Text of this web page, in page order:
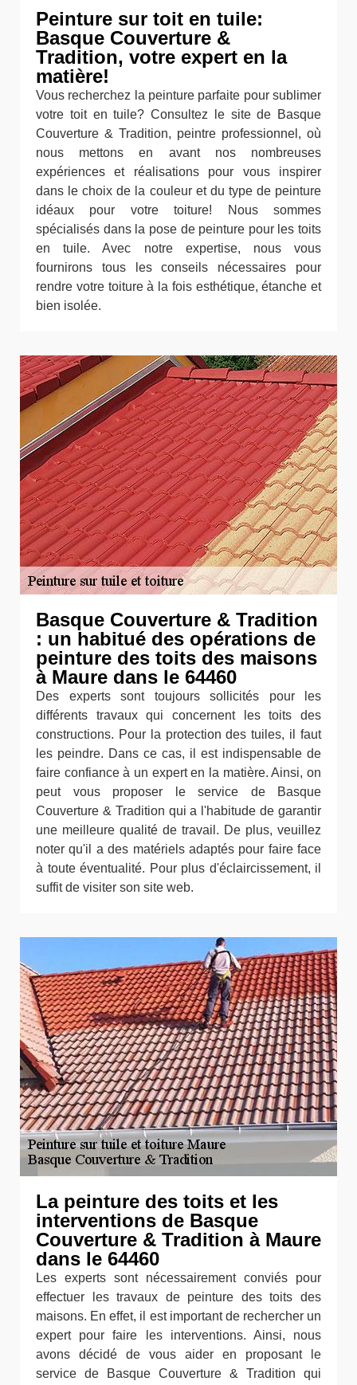
Peinture sur toit en tuile:
Basque Couverture &
Tradition, votre expert en la
matière!
Vous recherchez la peinture parfaite pour sublimer
votre toit en tuile? Consultez le site de Basque
Couverture & Tradition, peintre professionnel, où
nous mettons en avant nos nombreuses
expériences et réalisations pour vous inspirer
dans le choix de la couleur et du type de peinture
idéaux pour votre toiture! Nous sommes
spécialisés dans la pose de peinture pour les toits
en tuile. Avec notre expertise, nous vous
fournirons tous les conseils nécessaires pour
rendre votre toiture à la fois esthétique, étanche et
bien isolée.
Basque Couverture & Tradition
: un habitué des opérations de
peinture des toits des maisons
à Maure dans le 64460
Des experts sont toujours sollicités pour les
différents travaux qui concernent les toits des
constructions. Pour la protection des tuiles, il faut
les peindre. Dans ce cas, il est indispensable de
faire confiance à un expert en la matière. Ainsi, on
peut vous proposer le service de Basque
Couverture & Tradition qui a l'habitude de garantir
une meilleure qualité de travail. De plus, veuillez
noter qu'il a des matériels adaptés pour faire face
à toute éventualité. Pour plus d'éclaircissement, il
suffit de visiter son site web.
La peinture des toits et les
interventions de Basque
Couverture & Tradition à Maure
dans le 64460
Les experts sont nécessairement conviés pour
effectuer les travaux de peinture des toits des
maisons. En effet, il est important de rechercher un
expert pour faire les interventions. Ainsi, nous
avons décidé de vous aider en proposant le
service de Basque Couverture & Tradition qui